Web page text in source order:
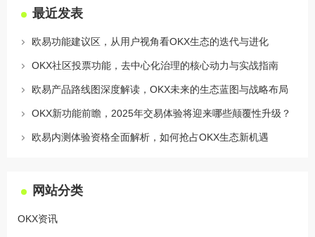
最近发表
欧易功能建议区，从用户视角看OKX生态的迭代与进化
OKX社区投票功能，去中心化治理的核心动力与实战指南
欧易产品路线图深度解读，OKX未来的生态蓝图与战略布局
OKX新功能前瞻，2025年交易体验将迎来哪些颠覆性升级？
欧易内测体验资格全面解析，如何抢占OKX生态新机遇
网站分类
OKX资讯